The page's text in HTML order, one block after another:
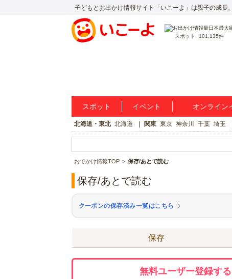
子どもとお出かけ情報サイト「いこーよ」は親子の成長
スポット 101,135件
スポット イベント オンライン
北海道・東北 北海道 関東 東京 神奈川 千葉 埼玉
おでかけ情報TOP 保存/あとで読む
保存/あとで読む
クーポンの保存済み一覧はこちら
保存
無料ユーザー登録す